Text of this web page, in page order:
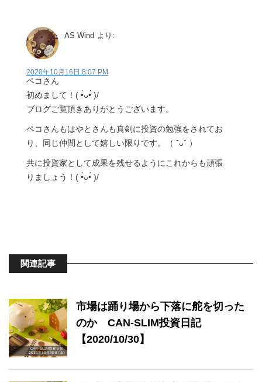
AS Wind より:
2020年10月16日 8:07 PM
ペコさん
初めまして！( •̀ᴗ•́ )/
ブログご覧頂きありがとうございます。
ペコさんもはやとさんも真剣に投資の勉強をされてお
り、同じ仲間として嬉しい限りです。（ ˆᴗˆ ）
共に投資家として成果を残せるようにこれからも頑張
りましょう！( •̀ᴗ•́ )/
関連記事
市場は踊り場から下落に舵を切った
のか CAN-SLIM投資日記
【2020/10/30】